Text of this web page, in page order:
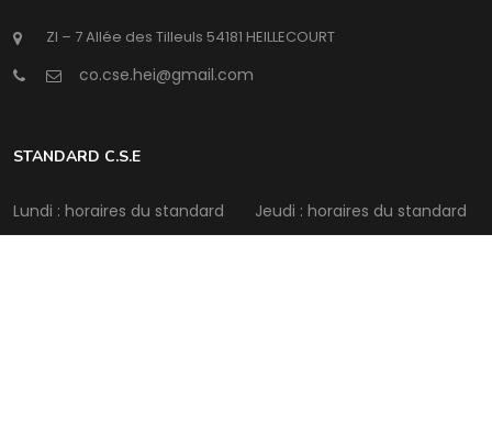
ZI – 7 Allée des Tilleuls 54181 HEILLECOURT
@
STANDARD C.S.E
Lundi : horaires du standard
Jeudi : horaires du standard